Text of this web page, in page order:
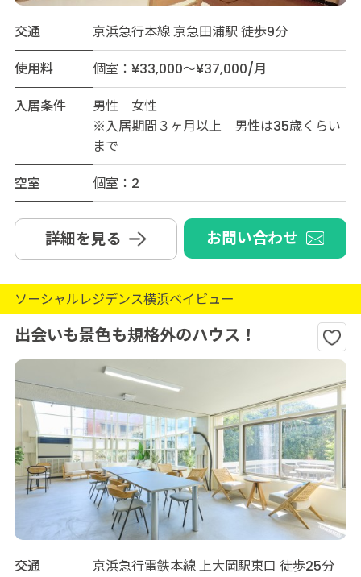
交通
京浜急行本線 京急田浦駅 徒歩9分
使用料
個室：¥33,000～¥37,000/月
入居条件
男性 女性
※入居期間３ヶ月以上 男性は35歳くらい
まで
空室
個室：2
詳細を見る お問い合わせ
ソーシャルレジデンス横浜ベイビュー
出会いも景色も規格外のハウス！
交通
京浜急行電鉄本線 上大岡駅東口 徒歩25分